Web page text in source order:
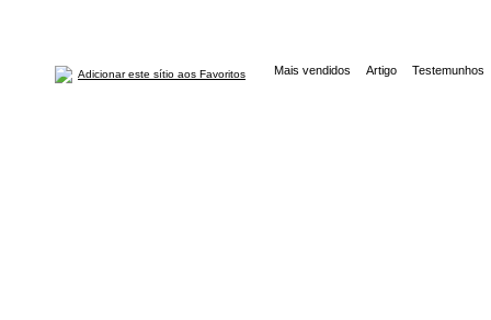
Adicionar este sítio aos Favoritos Mais vendidos Artigo Testemunhos